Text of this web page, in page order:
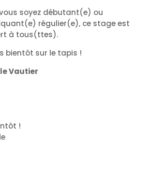
soyez débutant(e) ou
régulier(e), ce stage est
à tous(ttes).
bientôt sur le tapis !
Vautier
!